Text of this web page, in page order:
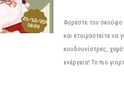
Φορέστε τον σκούφο
και ετοιμαστείτε να
κουδουνίστρες,
ενέργεια! Το πιο